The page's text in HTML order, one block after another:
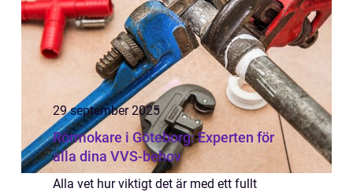
29 september 2025
Rörmokare i Göteborg: Experten för
alla dina VVS-behov
Alla vet hur viktigt det är med ett fullt